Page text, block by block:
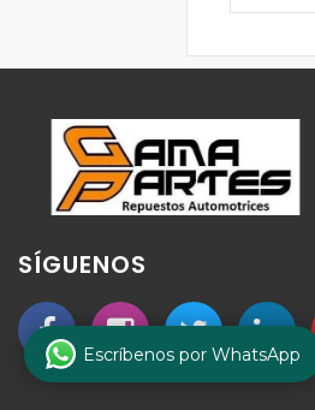
SÍGUENOS
Escríbenos por WhatsApp